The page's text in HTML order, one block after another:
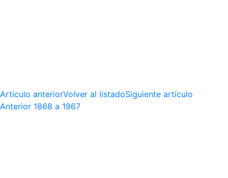
Artículo anteriorVolver al listadoSiguiente artículo
Anterior 1868 a 1967